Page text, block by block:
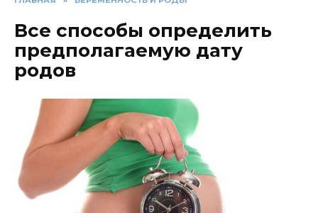
Все способы определить
предполагаемую дату
родов